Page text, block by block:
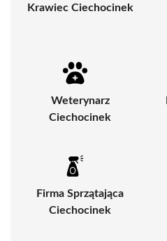
Krawiec Ciechocinek
Weterynarz
Ciechocinek
Firma Sprzątająca
Ciechocinek